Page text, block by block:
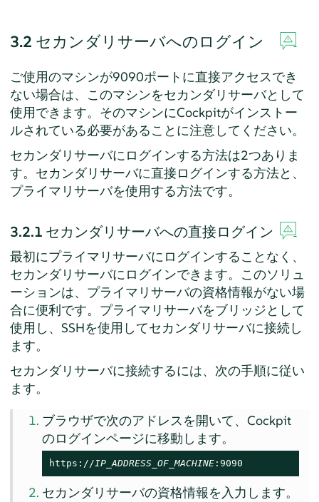
3.2 セカンダリサーバへのログイン
ご使用のマシンが9090ポートに直接アクセスでき
ない場合は、このマシンをセカンダリサーバとして
使用できます。そのマシンにCockpitがインストー
ルされている必要があることに注意してください。
セカンダリサーバにログインする方法は2つありま
す。セカンダリサーバに直接ログインする方法と、
プライマリサーバを使用する方法です。
3.2.1 セカンダリサーバへの直接ログイン
最初にプライマリサーバにログインすることなく、
セカンダリサーバにログインできます。このソリュ
ーションは、プライマリサーバの資格情報がない場
合に便利です。プライマリサーバをブリッジとして
使用し、SSHを使用してセカンダリサーバに接続し
ます。
セカンダリサーバに接続するには、次の手順に従い
ます。
ブラウザで次のアドレスを開いて、Cockpit
のログインページに移動します。
https://IP_ADDRESS_OF_MACHINE :9090
セカンダリサーバの資格情報を入力します。